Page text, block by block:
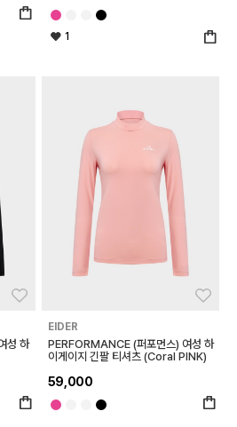
1
성 하
EIDER
PERFORMANCE (퍼포먼스) 여성 하
이게이지 긴팔 티셔츠 (Coral PINK)
59,000